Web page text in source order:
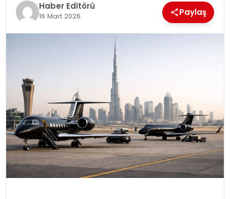
Haber Editörü
16 Mart 2026 Paylaş